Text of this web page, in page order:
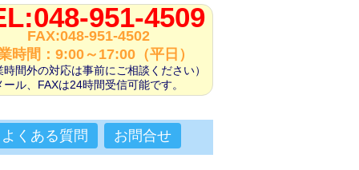
951-4509
FAX:048-951-4502
時間：9:00～17:00（平日）
時間外の対応は事前にご相談ください）
ール、FAXは24時間受信可能です。
よくある質問 お問合せ